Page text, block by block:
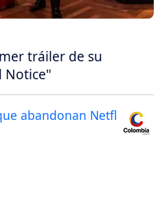
tráiler de su
Notice"